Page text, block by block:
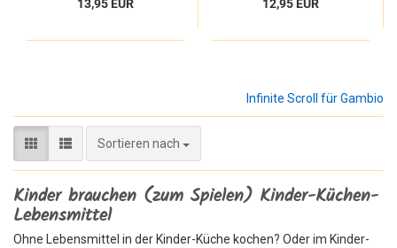
13,95 EUR 12,95 EUR
Infinite Scroll für Gambio
Sortieren nach
Sortieren nach
Kinder brauchen (zum Spielen) Kinder-Küchen-
Lebensmittel
Ohne Lebensmittel in der Kinder-Küche kochen? Oder im Kinder-